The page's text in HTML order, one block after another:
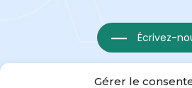
Gérer le
Écrivez-